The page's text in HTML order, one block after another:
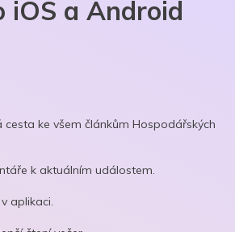
iOS a Android
cesta ke všem článkům Hospodářských
k aktuálním událostem.
aplikaci.